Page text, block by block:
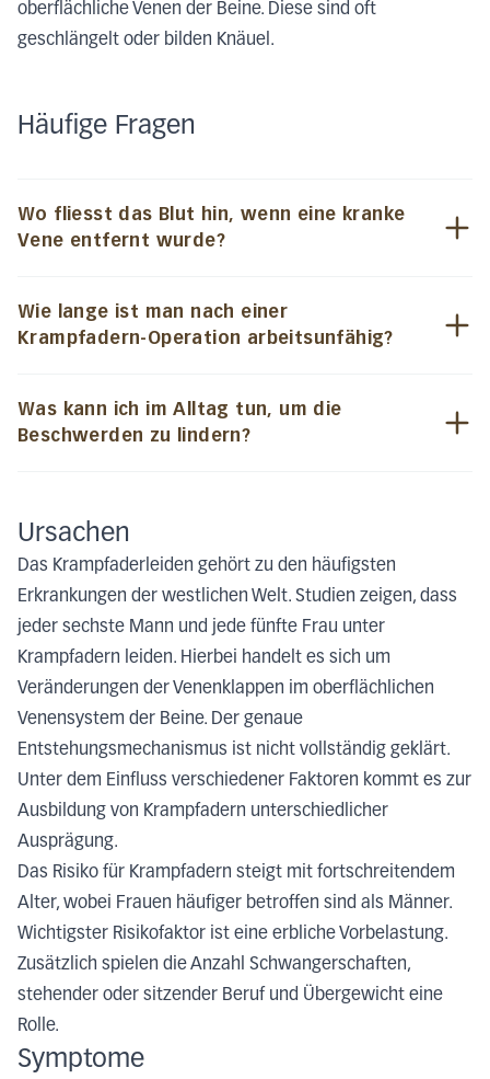
oberflächliche Venen der Beine. Diese sind oft
geschlängelt oder bilden Knäuel.
Häufige Fragen
Wo fliesst das Blut hin, wenn eine kranke
Vene entfernt wurde?
Wie lange ist man nach einer
Krampfadern-Operation arbeitsunfähig?
Was kann ich im Alltag tun, um die
Beschwerden zu lindern?
Ursachen
Das Krampfaderleiden gehört zu den häufigsten
Erkrankungen der westlichen Welt. Studien zeigen, dass
jeder sechste Mann und jede fünfte Frau unter
Krampfadern leiden. Hierbei handelt es sich um
Veränderungen der Venenklappen im oberflächlichen
Venensystem der Beine. Der genaue
Entstehungsmechanismus ist nicht vollständig geklärt.
Unter dem Einfluss verschiedener Faktoren kommt es zur
Ausbildung von Krampfadern unterschiedlicher
Ausprägung.
Das Risiko für Krampfadern steigt mit fortschreitendem
Alter, wobei Frauen häufiger betroffen sind als Männer.
Wichtigster Risikofaktor ist eine erbliche Vorbelastung.
Zusätzlich spielen die Anzahl Schwangerschaften,
stehender oder sitzender Beruf und Übergewicht eine
Rolle.
Symptome